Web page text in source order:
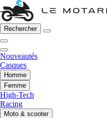
Rechercher
Nouveautés
Casques
Homme
Femme
High-Tech
Racing
Moto & scooter